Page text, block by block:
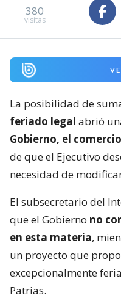
380
visitas
La posibilidad de
feriado legal abrió
Gobierno, el
de que el Ejecutivo
necesidad de
El subsecretario del
que el Gobierno no
en esta materia,
un proyecto que
excepcionalmente
Patrias.